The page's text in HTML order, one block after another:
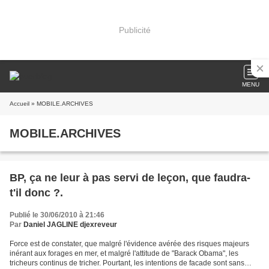
Publicité
MENU
Accueil » MOBILE.ARCHIVES
MOBILE.ARCHIVES
BP, ça ne leur à pas servi de leçon, que faudra-
t'il donc ?.
Publié le 30/06/2010 à 21:46
Par Daniel JAGLINE djexreveur
Force est de constater, que malgré l'évidence avérée des risques majeurs
inérant aux forages en mer, et malgré l'attitude de "Barack Obama", les
tricheurs continus de tricher. Pourtant, les intentions de facade sont sans